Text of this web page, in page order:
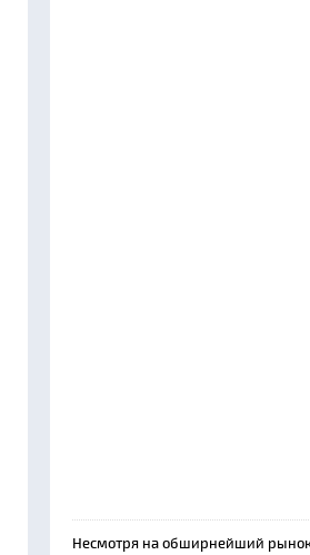
Несмотря на обширнейший рынок